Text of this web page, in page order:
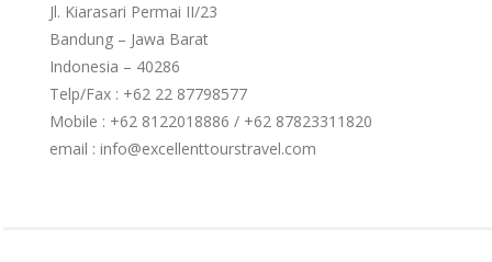
Jl. Kiarasari Permai II/23
Bandung – Jawa Barat
Indonesia – 40286
Telp/Fax : +62 22 87798577
Mobile : +62 8122018886 / +62 87823311820
email : info@excellenttourstravel.com